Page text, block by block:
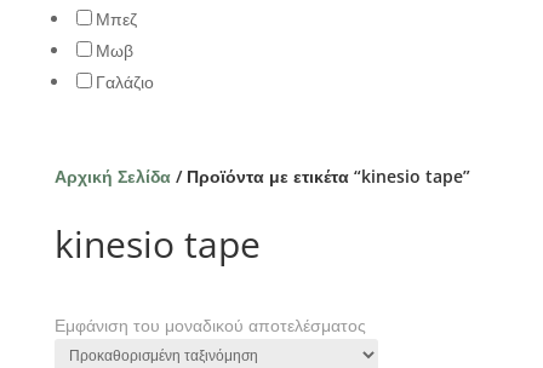
Μπεζ
Μωβ
Γαλάζιο
Αρχική Σελίδα/ Προϊόντα με ετικέτα “kinesio tape”
kinesio tape
Εμφάνιση του μοναδικού αποτελέσματος